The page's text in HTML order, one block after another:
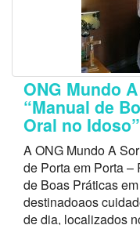
ONG Mundo
“Manual de
Oral no Idoso”
A ONG Mundo A
de Porta em Porta –
de Boas Práticas
destinadoaos
de dia, localizados